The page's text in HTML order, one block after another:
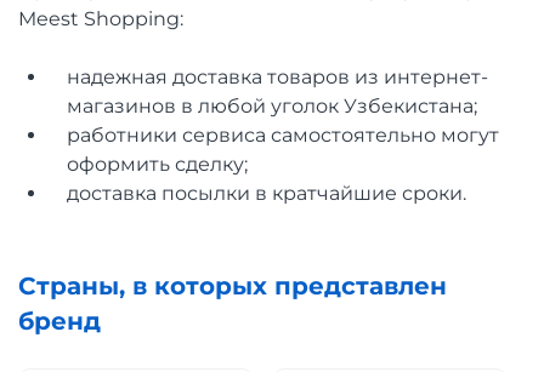
Meest Shopping:
надежная доставка товаров из интернет-
магазинов в любой уголок Узбекистана;
работники сервиса самостоятельно могут
оформить сделку;
доставка посылки в кратчайшие сроки.
Страны, в которых представлен
бренд